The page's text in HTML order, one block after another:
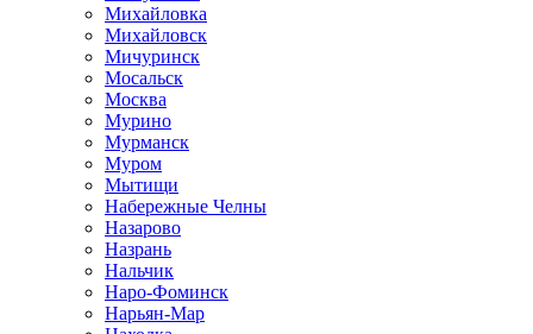
Михайловка
Михайловск
Мичуринск
Мосальск
Москва
Мурино
Мурманск
Муром
Мытищи
Набережные Челны
Назарово
Назрань
Нальчик
Наро-Фоминск
Нарьян-Мар